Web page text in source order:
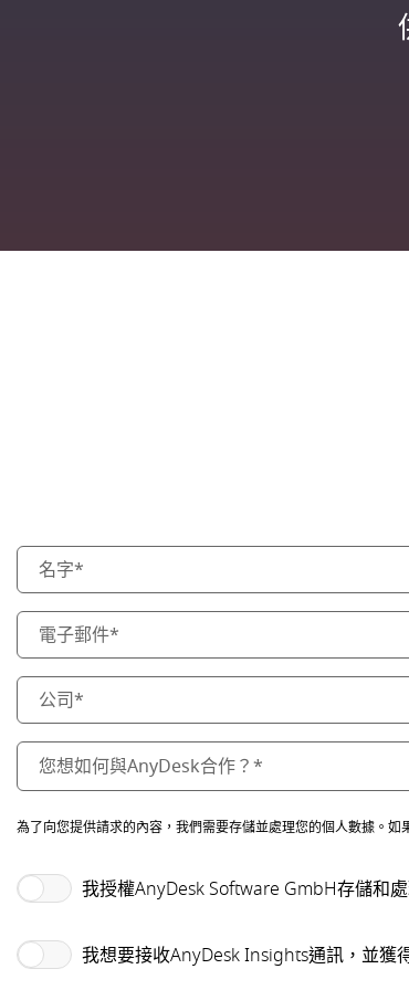
為了向您提供請求的內容，我們需要存儲並處理您的個人數據。
我授權AnyDesk Software GmbH存儲和
我想要接收AnyDesk Insights通訊，並獲